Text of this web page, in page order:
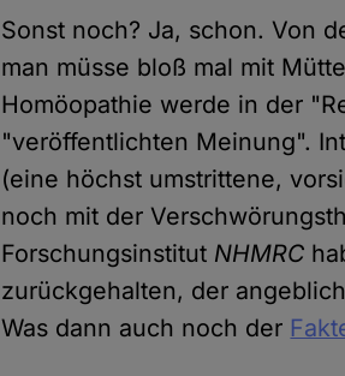
Sonst noch? Ja, schon. Von
man müsse bloß mal mit
Homöopathie werde in der
"veröffentlichten Meinung".
(eine höchst umstrittene,
noch mit der
Forschungsinstitut NHMRC
zurückgehalten, der
Was dann auch noch der